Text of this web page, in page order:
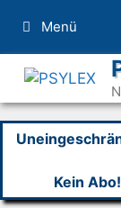
Inhalt
springen
Menü
Kein